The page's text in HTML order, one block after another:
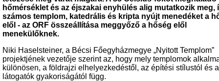
hőmérséklet és az éjszakai enyhülés alig mutatkozik meg,
számos templom, katedrális és kripta nyújt menedéket a
elől - az ORF összeállítása meggyőző a hőség elől
menekülőknek.
Niki Haselsteiner, a Bécsi Főegyházmegye „Nyitott Templom”
projektjének vezetője szerint az, hogy mely templomok
különösen, a földrajzi elhelyezkedéstől, az építési stílustól és a
látogatók gyakoriságától függ.